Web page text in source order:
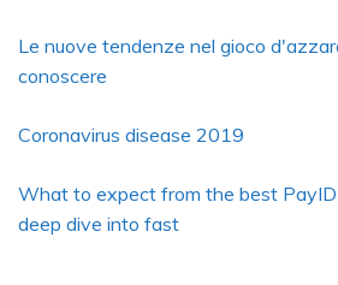
Le nuove tendenze nel gioco
conoscere
Coronavirus disease 2019
What to expect from the best PayID
deep dive into fast